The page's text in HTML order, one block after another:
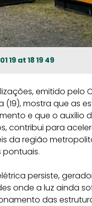
19 at 18 19 49
emitido pelo
(19), mostra que as
e que o auxílio
contribui para
da região
pontuais.
persiste,
onde a luz ainda
das